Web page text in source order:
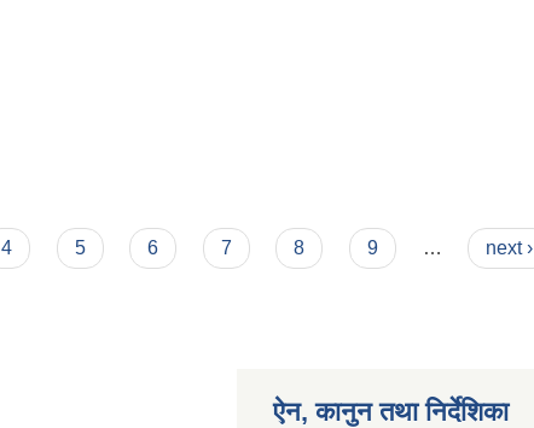
4 5 6 7 8 9 … next ›
ऐन, कानुन तथा निर्देशिका